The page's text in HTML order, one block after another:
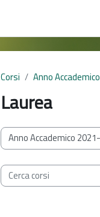
Corsi Anno
Laurea
Categorie di corso
Cerca corsi